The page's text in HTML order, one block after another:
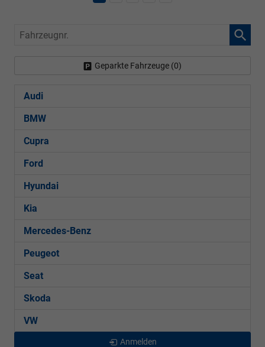
Fahrzeugnr.
Geparkte Fahrzeuge (0)
Audi
BMW
Cupra
Ford
Hyundai
Kia
Mercedes-Benz
Peugeot
Seat
Skoda
VW
Anmelden